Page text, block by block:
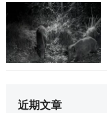
近期文章